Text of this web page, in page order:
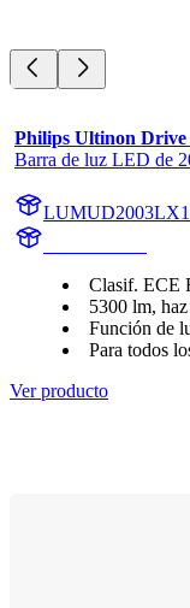
Philips Ultinon Drive
Barra de luz LED de
Clasif. ECE
5300 lm,
Función de
Para todos
Ver producto